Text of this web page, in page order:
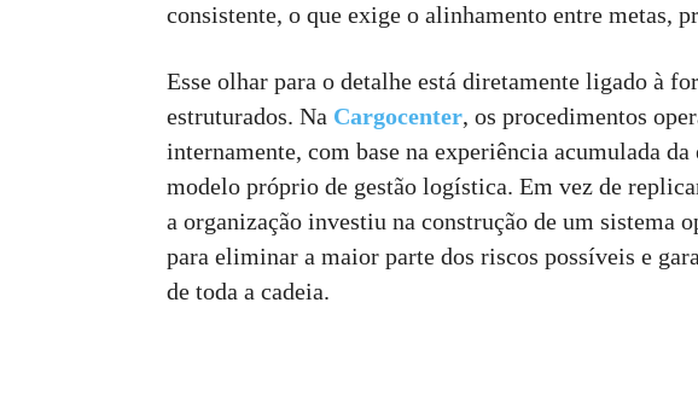
consistente, o que exige o alinhamento entre metas,
Esse olhar para o detalhe está diretamente ligado à
estruturados. Na Cargocenter, os procedimentos
internamente, com base na experiência acumulada da
modelo próprio de gestão logística. Em vez de
a organização investiu na construção de um sistema
para eliminar a maior parte dos riscos possíveis e
de toda a cadeia.